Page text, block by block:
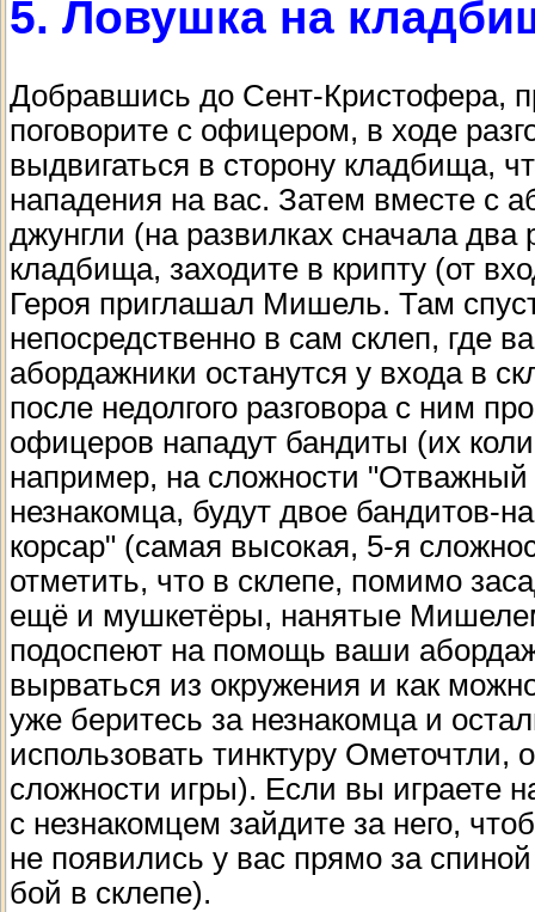
5. Ловушка на
Добравшись до Сент-Кристофера,
поговорите с офицером, в ходе
выдвигаться в сторону кладбища,
нападения на вас. Затем вместе с
джунгли (на развилках сначала
кладбища, заходите в крипту (от
Героя приглашал Мишель. Там
непосредственно в сам склеп, где
абордажники останутся у входа в
после недолгого разговора с ним
офицеров нападут бандиты (их
например, на сложности
незнакомца, будут двое бандитов-
корсар" (самая высокая, 5-я
отметить, что в склепе, помимо
ещё и мушкетёры, нанятые
подоспеют на помощь ваши
вырваться из окружения и как
уже беритесь за незнакомца и
использовать тинктуру Ометочтли,
сложности игры). Если вы играете
с незнакомцем зайдите за него,
не появились у вас прямо за
бой в склепе).